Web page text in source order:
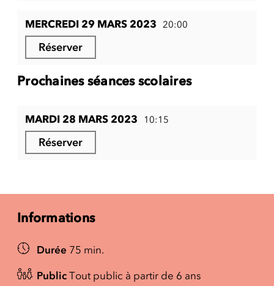
MERCREDI 29 MARS 2023 20:00
Réserver
Prochaines séances scolaires
MARDI 28 MARS 2023 10:15
Réserver
Informations
Durée 75 min.
Public Tout public à partir de 6 ans